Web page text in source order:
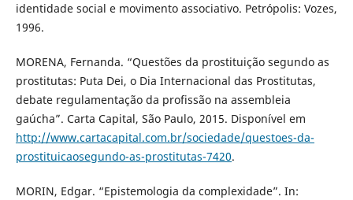
identidade social e movimento associativo. Petrópolis: Vozes,
1996.
MORENA, Fernanda. “Questões da prostituição segundo as
prostitutas: Puta Dei, o Dia Internacional das Prostitutas,
debate regulamentação da profissão na assembleia
gaúcha”. Carta Capital, São Paulo, 2015. Disponível em
http://www.cartacapital.com.br/sociedade/questoes-da-
prostituicaosegundo-as-prostitutas-7420.
MORIN, Edgar. “Epistemologia da complexidade”. In: